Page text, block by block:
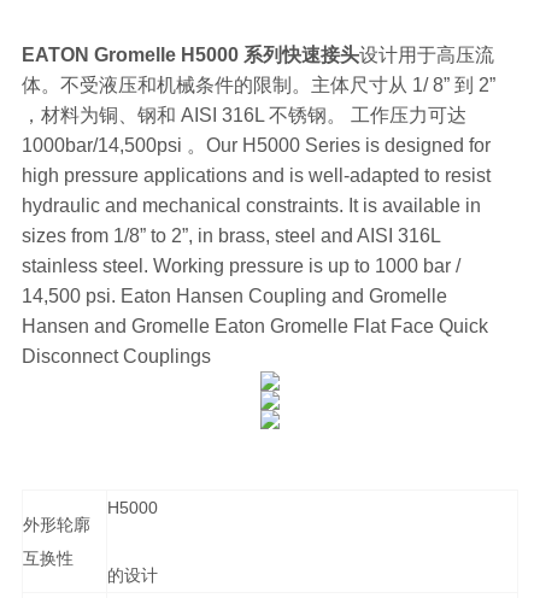
EATON Gromelle H5000 系列快速接头设计用于高压流
体。不受液压和机械条件的限制。主体尺寸从 1/ 8” 到 2”
，材料为铜、钢和 AISI 316L 不锈钢。 工作压力可达
1000bar/14,500psi 。Our H5000 Series is designed for
high pressure applications and is well-adapted to resist
hydraulic and mechanical constraints. It is available in
sizes from 1/8” to 2”, in brass, steel and AISI 316L
stainless steel. Working pressure is up to 1000 bar /
14,500 psi. Eaton Hansen Coupling and Gromelle
Hansen and Gromelle Eaton Gromelle Flat Face Quick
Disconnect Couplings
外形轮廓
互换性
H5000
的设计